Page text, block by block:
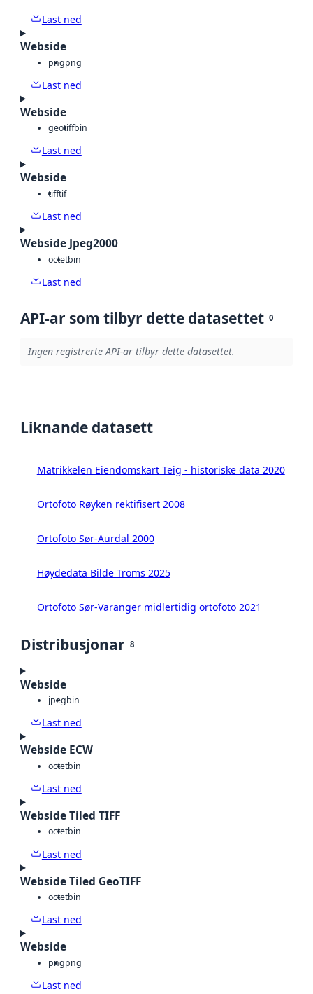
Last ned
Webside
pngpng
Last ned
Webside
geotiffbin
Last ned
Webside
tifftif
Last ned
Webside Jpeg2000
octetbin
Last ned
API-ar som tilbyr dette datasettet 0
Ingen registrerte API-ar tilbyr dette datasettet.
Liknande datasett
Matrikkelen Eiendomskart Teig - historiske data 2020
Ortofoto Røyken rektifisert 2008
Ortofoto Sør-Aurdal 2000
Høydedata Bilde Troms 2025
Ortofoto Sør-Varanger midlertidig ortofoto 2021
Distribusjonar 8
Webside
jpegbin
Last ned
Webside ECW
octetbin
Last ned
Webside Tiled TIFF
octetbin
Last ned
Webside Tiled GeoTIFF
octetbin
Last ned
Webside
pngpng
Last ned